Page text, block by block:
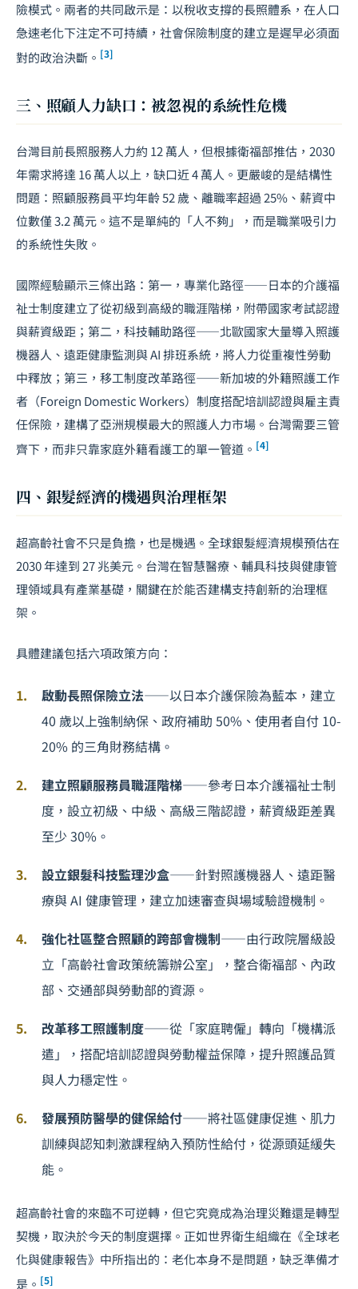
險模式。兩者的共同啟示是：以稅收支撐的長照體系，在人口
急速老化下注定不可持續，社會保險制度的建立是遲早必須面
對的政治決斷。 [3]
三、照顧人力缺口：被忽視的系統性危機
台灣目前長照服務人力約 12 萬人，但根據衛福部推估，2030
年需求將達 16 萬人以上，缺口近 4 萬人。更嚴峻的是結構性
問題：照顧服務員平均年齡 52 歲、離職率超過 25%、薪資中
位數僅 3.2 萬元。這不是單純的「人不夠」，而是職業吸引力
的系統性失敗。
國際經驗顯示三條出路：第一，專業化路徑——日本的介護福
祉士制度建立了從初級到高級的職涯階梯，附帶國家考試認證
與薪資級距；第二，科技輔助路徑——北歐國家大量導入照護
機器人、遠距健康監測與 AI 排班系統，將人力從重複性勞動
中釋放；第三，移工制度改革路徑——新加坡的外籍照護工作
者（Foreign Domestic Workers）制度搭配培訓認證與雇主責
任保險，建構了亞洲規模最大的照護人力市場。台灣需要三管
齊下，而非只靠家庭外籍看護工的單一管道。 [4]
四、銀髮經濟的機遇與治理框架
超高齡社會不只是負擔，也是機遇。 全球銀髮經濟規模預估在
2030 年達到 27 兆美元。台灣在智慧醫療、輔具科技與健康管
理領域具有產業基礎，關鍵在於能否建構支持創新的治理框
架。
具體建議包括六項政策方向：
啟動長照保險立法——以日本介護保險為藍本，建立
40 歲以上強制納保、政府補助 50%、使用者自付 10-
20% 的三角財務結構。
建立照顧服務員職涯階梯——參考日本介護福祉士制
度，設立初級、中級、高級三階認證，薪資級距差異
至少 30%。
設立銀髮科技監理沙盒——針對照護機器人、遠距醫
療與 AI 健康管理，建立加速審查與場域驗證機制。
強化社區整合照顧的跨部會機制——由行政院層級設
立「高齡社會政策統籌辦公室」，整合衛福部、內政
部、交通部與勞動部的資源。
改革移工照護制度——從「家庭聘僱」轉向「機構派
遣」，搭配培訓認證與勞動權益保障，提升照護品質
與人力穩定性。
發展預防醫學的健保給付——將社區健康促進、肌力
訓練與認知刺激課程納入預防性給付，從源頭延緩失
能。
超高齡社會的來臨不可逆轉，但它究竟成為治理災難還是轉型
契機，取決於今天的制度選擇。正如世界衛生組織在《全球老
化與健康報告》中所指出的：老化本身不是問題，缺乏準備才
是。 [5]